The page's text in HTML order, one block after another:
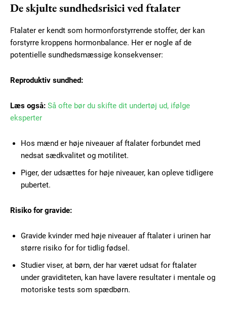
De skjulte sundhedsrisici ved ftalater
Ftalater er kendt som hormonforstyrrende stoffer, der kan
forstyrre kroppens hormonbalance. Her er nogle af de
potentielle sundhedsmæssige konsekvenser:
Reproduktiv sundhed:
Læs også: Så ofte bør du skifte dit undertøj ud, ifølge
eksperter
Hos mænd er høje niveauer af ftalater forbundet med
nedsat sædkvalitet og motilitet.
Piger, der udsættes for høje niveauer, kan opleve tidligere
pubertet.
Risiko for gravide:
Gravide kvinder med høje niveauer af ftalater i urinen har
større risiko for for tidlig fødsel.
Studier viser, at børn, der har været udsat for ftalater
under graviditeten, kan have lavere resultater i mentale og
motoriske tests som spædbørn.